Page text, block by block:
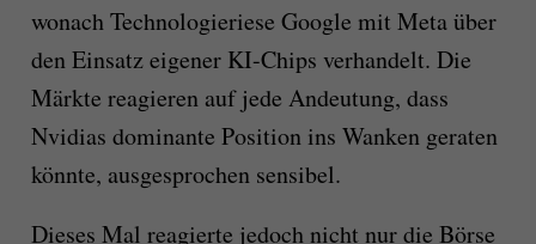
wonach Technologieriese Google mit Meta über
den Einsatz eigener KI-Chips verhandelt. Die
Märkte reagieren auf jede Andeutung, dass
Nvidias dominante Position ins Wanken geraten
könnte, ausgesprochen sensibel.
Dieses Mal reagierte jedoch nicht nur die Börse